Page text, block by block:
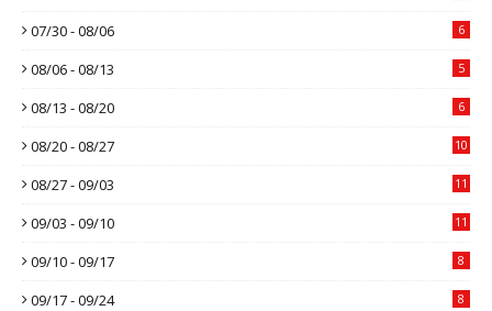
07/30 - 08/06 6
08/06 - 08/13 5
08/13 - 08/20 6
08/20 - 08/27 10
08/27 - 09/03 11
09/03 - 09/10 11
09/10 - 09/17 8
09/17 - 09/24 8